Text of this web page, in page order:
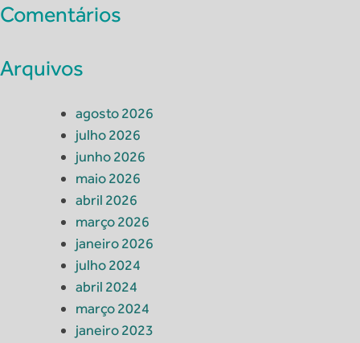
Comentários
Arquivos
agosto 2026
julho 2026
junho 2026
maio 2026
abril 2026
março 2026
janeiro 2026
julho 2024
abril 2024
março 2024
janeiro 2023